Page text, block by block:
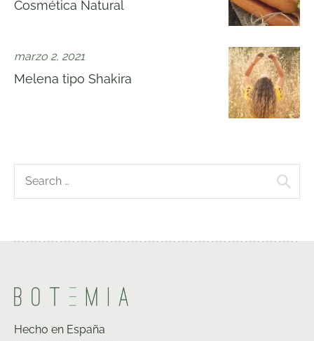
Cosmética Natural
marzo 2, 2021
Melena tipo Shakira
Hecho en España